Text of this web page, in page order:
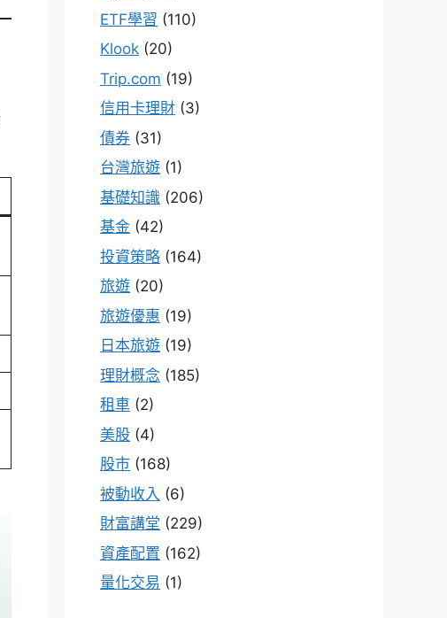
ETF學習 (110)
Klook (20)
Trip.com (19)
信用卡理財 (3)
債券 (31)
台灣旅遊 (1)
基礎知識 (206)
基金 (42)
投資策略 (164)
旅遊 (20)
旅遊優惠 (19)
日本旅遊 (19)
理財概念 (185)
租車 (2)
美股 (4)
股市 (168)
被動收入 (6)
財富講堂 (229)
資產配置 (162)
量化交易 (1)